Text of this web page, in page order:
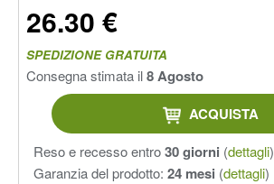
26.30 €
SPEDIZIONE GRATUITA
Consegna stimata il8 Agosto
ACQUISTA
Reso e recesso entro30 giorni (dettagli)
Garanzia del prodotto: 24 mesi (dettagli)